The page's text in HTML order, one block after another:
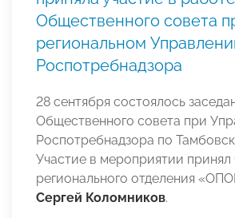
Общественного совета
региональном
Роспотребнадзора
28 сентября состоялось
Общественного совета при
Роспотребнадзора по
Участие в мероприятии принял
регионального отделения
Сергей Коломников.